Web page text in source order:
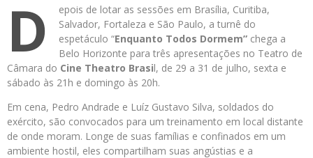
D
epois de lotar as sessões em Brasília, Curitiba,
Salvador, Fortaleza e São Paulo, a turnê do
espetáculo “Enquanto Todos Dormem” chega a
Belo Horizonte para três apresentações no Teatro de
Câmara do Cine Theatro Brasil, de 29 a 31 de julho, sexta e
sábado às 21h e domingo às 20h.
Em cena, Pedro Andrade e Luíz Gustavo Silva, soldados do
exército, são convocados para um treinamento em local distante
de onde moram. Longe de suas famílias e confinados em um
ambiente hostil, eles compartilham suas angústias e a